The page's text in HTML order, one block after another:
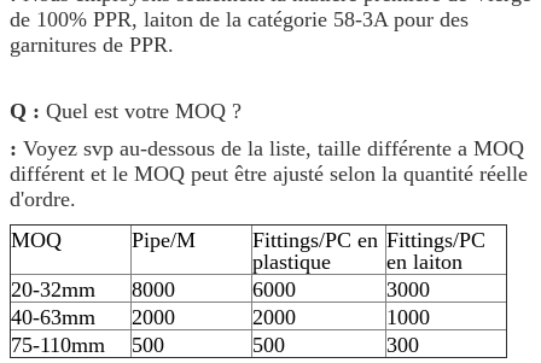
de 100% PPR, laiton de la catégorie 58-3A pour des
garnitures de PPR.
Q : Quel est votre MOQ ?
: Voyez svp au-dessous de la liste, taille différente a MOQ
différent et le MOQ peut être ajusté selon la quantité réelle
d'ordre.
MOQ
Pipe/M
Fittings/PC en
plastique
Fittings/PC
en laiton
20-32mm
8000 6000
3000
40-63mm
2000 2000
1000
75-110mm
500 500 300